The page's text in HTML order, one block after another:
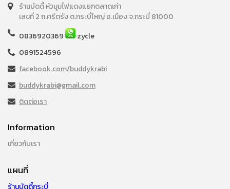
ร้านบัดดี้ หัวมุมไฟแดงแยกตลาดเก่า
เลขที่ 2 ถ.ศรีตรัง ต.กระบี่ใหญ่ อ.เมือง จ.กระบี่ 81000
0836920369
zycle
0891524596
facebook.com/buddykrabi
buddykrabi@gmail.com
ติดต่อเรา
Information
เกี่ยวกับเรา
แผนที่
ร้านบัดดี้กระบี่